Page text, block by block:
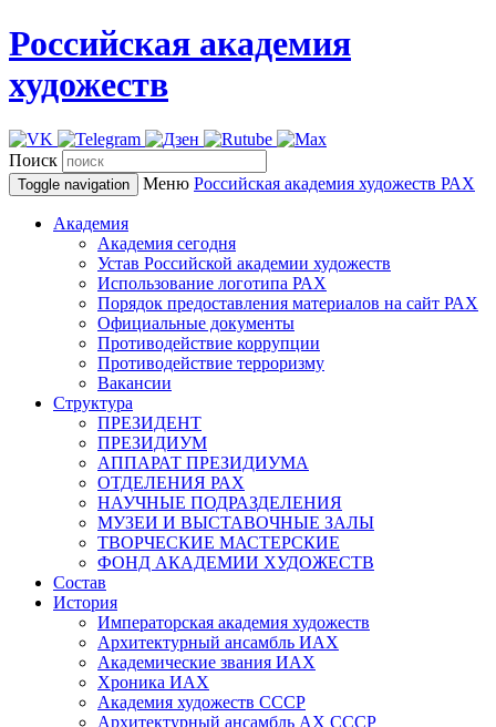
Российская академия
художеств
Поиск
Toggle navigation Меню Российская академия художеств РАХ
Академия
Академия сегодня
Устав Российской академии художеств
Использование логотипа РАХ
Порядок предоставления материалов на сайт РАХ
Официальные документы
Противодействие коррупции
Противодействие терроризму
Вакансии
Структура
ПРЕЗИДЕНТ
ПРЕЗИДИУМ
АППАРАТ ПРЕЗИДИУМА
ОТДЕЛЕНИЯ РАХ
НАУЧНЫЕ ПОДРАЗДЕЛЕНИЯ
МУЗЕИ И ВЫСТАВОЧНЫЕ ЗАЛЫ
ТВОРЧЕСКИЕ МАСТЕРСКИЕ
ФОНД АКАДЕМИИ ХУДОЖЕСТВ
Состав
История
Императорская академия художеств
Архитектурный ансамбль ИАХ
Академические звания ИАХ
Хроника ИАХ
Академия художеств СССР
Архитектурный ансамбль АХ СССР